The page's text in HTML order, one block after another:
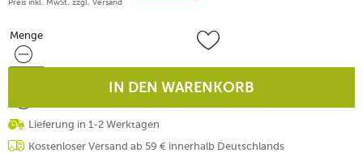
Preis inkl. MwSt. zzgl. Versand
Menge
Menge
IN DEN WARENKORB
Lieferung in 1-2 Werktagen
Kostenloser Versand ab 59 € innerhalb Deutschlands